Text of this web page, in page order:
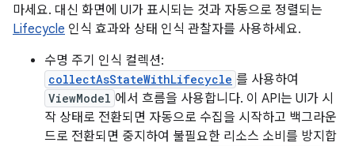
마세요. 대신 화면에 UI가 표시되는 것과 자동으로 정렬되는
Lifecycle 인식 효과와 상태 인식 관찰자를 사용하세요.
수명 주기 인식 컬렉션:
collectAsStateWithLifecycle 를 사용하여
ViewModel 에서 흐름을 사용합니다. 이 API는 UI가 시
작 상태로 전환되면 자동으로 수집을 시작하고 백그라운
드로 전환되면 중지하여 불필요한 리소스 소비를 방지합